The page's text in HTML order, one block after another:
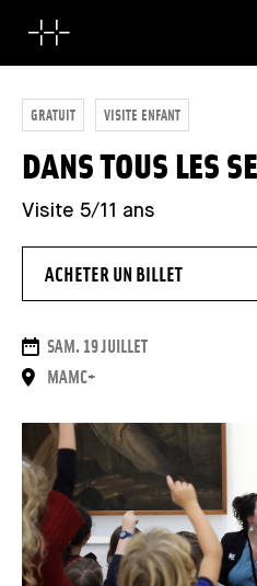
GRATUIT VISITE ENFANT
DANS TOUS LES
Visite 5/11 ans
ACHETER UN BILLET-
DATES
SAM. 19 JUILLET
LIEU
MAMC+